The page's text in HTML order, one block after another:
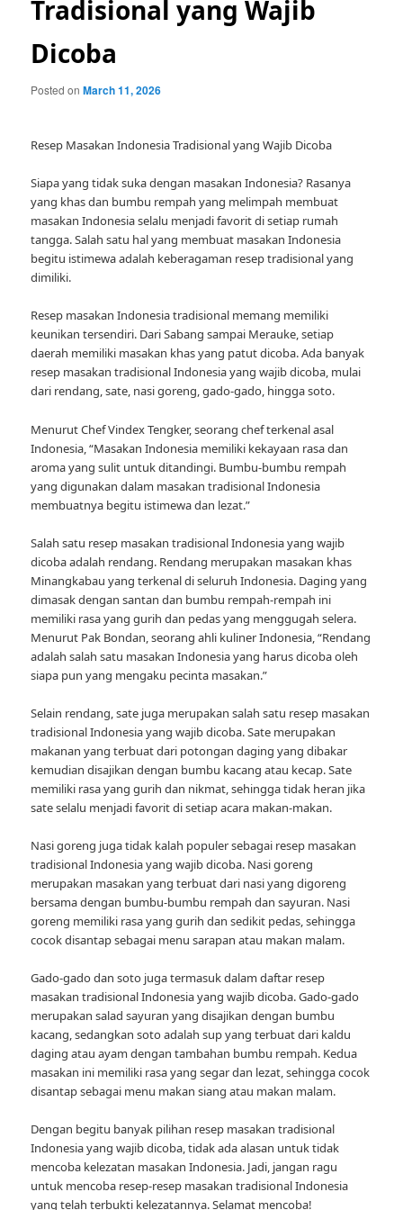
Tradisional yang Wajib
Dicoba
Posted onMarch 11, 2026
Resep Masakan Indonesia Tradisional yang Wajib Dicoba
Siapa yang tidak suka dengan masakan Indonesia? Rasanya
yang khas dan bumbu rempah yang melimpah membuat
masakan Indonesia selalu menjadi favorit di setiap rumah
tangga. Salah satu hal yang membuat masakan Indonesia
begitu istimewa adalah keberagaman resep tradisional yang
dimiliki.
Resep masakan Indonesia tradisional memang memiliki
keunikan tersendiri. Dari Sabang sampai Merauke, setiap
daerah memiliki masakan khas yang patut dicoba. Ada banyak
resep masakan tradisional Indonesia yang wajib dicoba, mulai
dari rendang, sate, nasi goreng, gado-gado, hingga soto.
Menurut Chef Vindex Tengker, seorang chef terkenal asal
Indonesia, “Masakan Indonesia memiliki kekayaan rasa dan
aroma yang sulit untuk ditandingi. Bumbu-bumbu rempah
yang digunakan dalam masakan tradisional Indonesia
membuatnya begitu istimewa dan lezat.”
Salah satu resep masakan tradisional Indonesia yang wajib
dicoba adalah rendang. Rendang merupakan masakan khas
Minangkabau yang terkenal di seluruh Indonesia. Daging yang
dimasak dengan santan dan bumbu rempah-rempah ini
memiliki rasa yang gurih dan pedas yang menggugah selera.
Menurut Pak Bondan, seorang ahli kuliner Indonesia, “Rendang
adalah salah satu masakan Indonesia yang harus dicoba oleh
siapa pun yang mengaku pecinta masakan.”
Selain rendang, sate juga merupakan salah satu resep masakan
tradisional Indonesia yang wajib dicoba. Sate merupakan
makanan yang terbuat dari potongan daging yang dibakar
kemudian disajikan dengan bumbu kacang atau kecap. Sate
memiliki rasa yang gurih dan nikmat, sehingga tidak heran jika
sate selalu menjadi favorit di setiap acara makan-makan.
Nasi goreng juga tidak kalah populer sebagai resep masakan
tradisional Indonesia yang wajib dicoba. Nasi goreng
merupakan masakan yang terbuat dari nasi yang digoreng
bersama dengan bumbu-bumbu rempah dan sayuran. Nasi
goreng memiliki rasa yang gurih dan sedikit pedas, sehingga
cocok disantap sebagai menu sarapan atau makan malam.
Gado-gado dan soto juga termasuk dalam daftar resep
masakan tradisional Indonesia yang wajib dicoba. Gado-gado
merupakan salad sayuran yang disajikan dengan bumbu
kacang, sedangkan soto adalah sup yang terbuat dari kaldu
daging atau ayam dengan tambahan bumbu rempah. Kedua
masakan ini memiliki rasa yang segar dan lezat, sehingga cocok
disantap sebagai menu makan siang atau makan malam.
Dengan begitu banyak pilihan resep masakan tradisional
Indonesia yang wajib dicoba, tidak ada alasan untuk tidak
mencoba kelezatan masakan Indonesia. Jadi, jangan ragu
untuk mencoba resep-resep masakan tradisional Indonesia
yang telah terbukti kelezatannya. Selamat mencoba!